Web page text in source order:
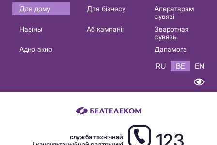
Основная
навигация
Для дому Для бізнесу
Аператарам
сувязі
Навіны
Аб кампаніі
Зваротная
сувязь
Адно акно
Дапамога
RU BE EN
служба тэхнічнай
123